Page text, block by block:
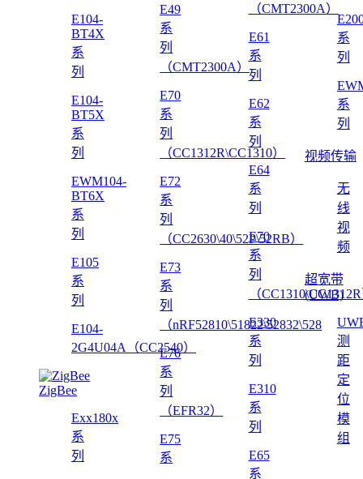
E104-
BT4X
系
列
E104-
BT5X
系
列
EWM104-
BT6X
系
列
E105
系
列
E104-
2G4U04A（CC2540）
ZigBee
Exx180x
系
列
E49
系
列
（CMT2300A）
E70
系
列
（CC1312R\CC1310）
E72
系
列
（CC2630\40\52P\52RB）
E73
系
列
（nRF52810\51822\52832\528
E76
系
列
（EFR32）
E75
系
（CMT2300A）
E61
系
列
E62
系
列
E64
系
列
E70
系
列
（
E330
系
列
E310
系
列
E65
系
系
列
系
列
视频传输
无
线
视
频
超宽带
(UWB)
测
距
定
位
模
组